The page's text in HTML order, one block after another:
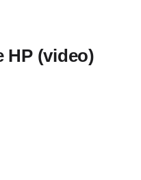
HP (video)